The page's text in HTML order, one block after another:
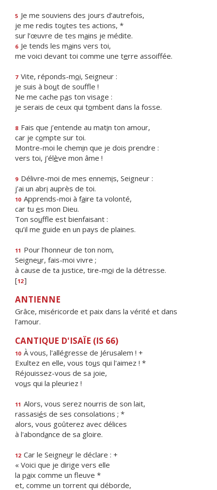
5 Je me souviens des jours d’autrefois,
je me redis toutes tes actions, *
sur l’œuvre de tes mains je médite.
6 Je tends les mains vers toi,
me voici devant toi comme une terre assoiffée.
7 Vite, réponds-moi, Seigneur :
je suis à bout de souffle !
Ne me cache pas ton visage :
je serais de ceux qui tombent dans la fosse.
8 Fais que j’entende au matin ton amour,
car je compte sur toi.
Montre-moi le chemin que je dois prendre :
vers toi, j’élève mon âme !
9 Délivre-moi de mes ennemis, Seigneur :
j’ai un abri auprès de toi.
10 Apprends-moi à faire ta volonté,
car tu es mon Dieu.
Ton souffle est bienfaisant :
qu’il me guide en un pays de plaines.
11 Pour l’honneur de ton nom,
Seigneur, fais-moi vivre ;
à cause de ta justice, tire-moi de la détresse.
[12]
ANTIENNE
Grâce, miséricorde et paix dans la vérité et dans
l’amour.
CANTIQUE D'ISAÏE (IS 66)
10 À vous, l'allégresse de Jérusalem ! +
Exultez en elle, vous tous qui l'aimez ! *
Réjouissez-vous de sa joie,
vous qui la pleuriez !
11 Alors, vous serez nourris de son lait,
rassasiés de ses consolations ; *
alors, vous goûterez avec délices
à l'abondance de sa gloire.
12 Car le Seigneur le déclare : +
« Voici que je dirige vers elle
la paix comme un fleuve *
et, comme un torrent qui déborde,